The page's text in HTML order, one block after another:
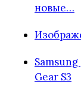
новые…
Gear S3